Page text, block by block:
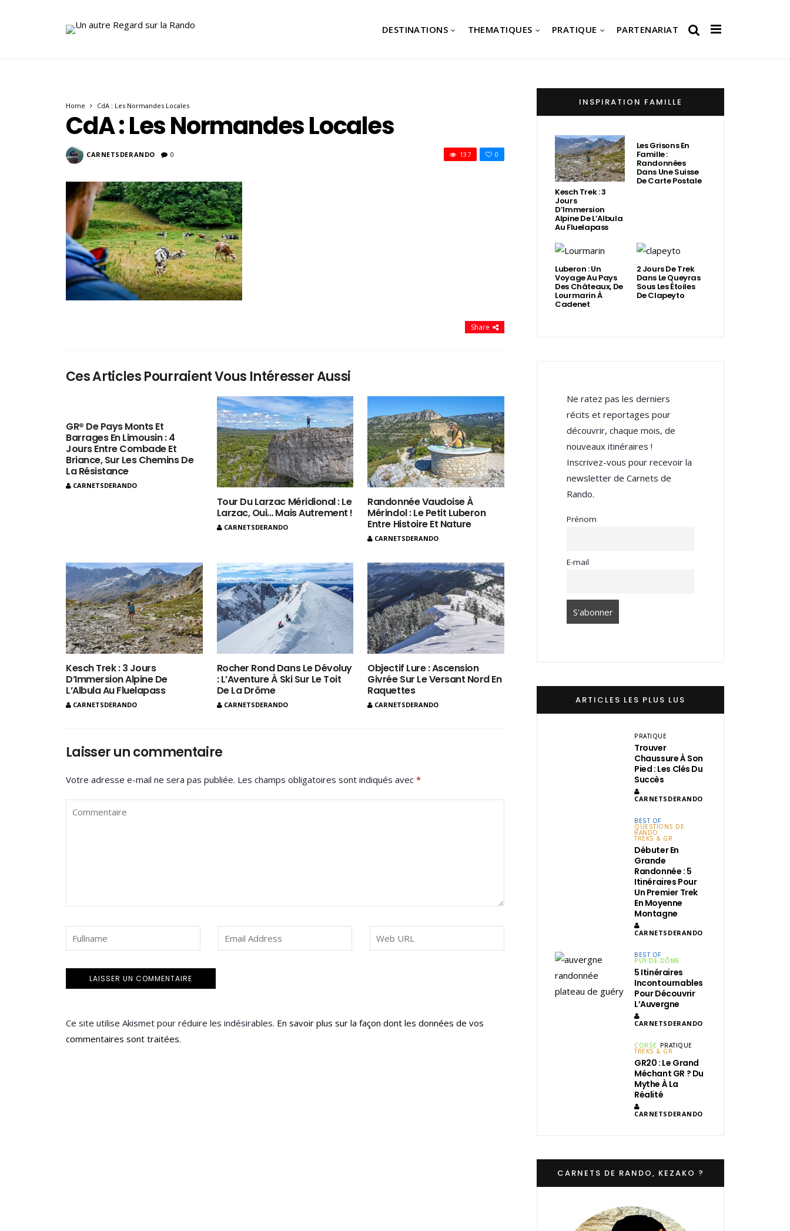
DESTINATIONS THEMATIQUES PRATIQUE PARTENARIAT
Home CdA : Les Normandes Locales
CdA : Les Normandes Locales
CARNETSDERANDO 0 0
137
Share
Ces Articles Pourraient Vous Intéresser Aussi
GR® De Pays Monts Et
Barrages En Limousin : 4
Jours Entre Combade Et
Briance, Sur Les Chemins De
La Résistance
CARNETSDERANDO
Tour Du Larzac Méridional : Le
Larzac, Oui… Mais Autrement !
CARNETSDERANDO
Randonnée Vaudoise À
Mérindol : Le Petit Luberon
Entre Histoire Et Nature
CARNETSDERANDO
Kesch Trek : 3 Jours
D’Immersion Alpine De
L’Albula Au Fluelapass
CARNETSDERANDO
Rocher Rond Dans Le Dévoluy
: L’Aventure À Ski Sur Le Toit
De La Drôme
CARNETSDERANDO
Objectif Lure : Ascension
Givrée Sur Le Versant Nord En
Raquettes
CARNETSDERANDO
Laisser un commentaire
Votre adresse e-mail ne sera pas publiée. Les champs obligatoires sont indiqués avec *
Ce site utilise Akismet pour réduire les indésirables. En savoir plus sur la façon dont les données de vos
commentaires sont traitées.
INSPIRATION FAMILLE
Kesch Trek : 3
Jours
D’Immersion
Alpine De L’Albula
Au Fluelapass
Les Grisons En
Famille :
Randonnées
Dans Une Suisse
De Carte Postale
Luberon : Un
Voyage Au Pays
Des Châteaux, De
Lourmarin À
Cadenet
2 Jours De Trek
Dans Le Queyras
Sous Les Étoiles
De Clapeyto
Ne ratez pas les derniers
récits et reportages pour
découvrir, chaque mois, de
nouveaux itinéraires !
Inscrivez-vous pour recevoir la
newsletter de Carnets de
Rando.
Prénom
E-mail
ARTICLES LES PLUS LUS
PRATIQUE
Trouver
Chaussure À Son
Pied : Les Clés Du
Succès
CARNETSDERANDO
BEST OF
QUESTIONS DE
RANDO
TREKS & GR
Débuter En
Grande
Randonnée : 5
Itinéraires Pour
Un Premier Trek
En Moyenne
Montagne
CARNETSDERANDO
BEST OF
PUY-DE-DÔME
5 Itinéraires
Incontournables
Pour Découvrir
L’Auvergne
CARNETSDERANDO
CORSE PRATIQUE
TREKS & GR
GR20 : Le Grand
Méchant GR ? Du
Mythe À La
Réalité
CARNETSDERANDO
CARNETS DE RANDO, KEZAKO ?